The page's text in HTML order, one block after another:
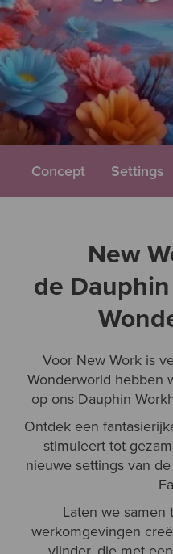
Concept Settings
New
de
Voor New Work is
Wonderworld hebben
op ons Dauphin
Ontdek een
stimuleert tot
nieuwe settings van
Laten we
werkomgevingen